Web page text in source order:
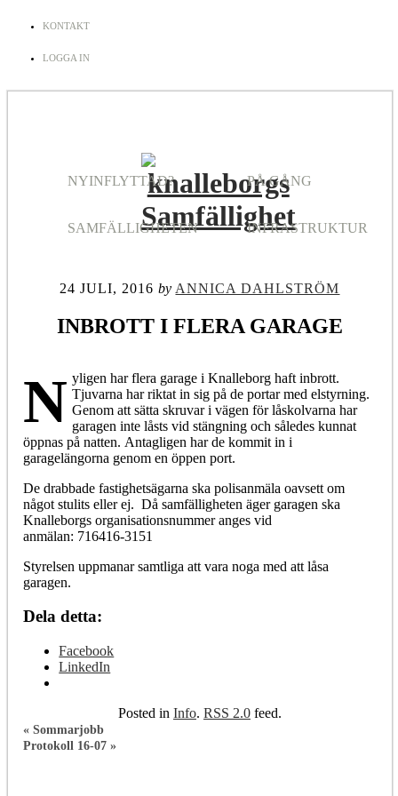
KONTAKT
LOGGA IN
NYINFLYTTAD?
SAMFÄLLIGHETEN
PÅ GÅNG
INFRASTRUKTUR
24 JULI, 2016 by ANNICA DAHLSTRÖM
INBROTT I FLERA GARAGE
N yligen har flera garage i Knalleborg haft inbrott.
Tjuvarna har riktat in sig på de portar med elstyrning.
Genom att sätta skruvar i vägen för låskolvarna har
garagen inte låsts vid stängning och således kunnat
öppnas på natten. Antagligen har de kommit in i
garagelängorna genom en öppen port.
De drabbade fastighetsägarna ska polisanmäla oavsett om
något stulits eller ej. Då samfälligheten äger garagen ska
Knalleborgs organisationsnummer anges vid
anmälan: 716416-3151
Styrelsen uppmanar samtliga att vara noga med att låsa
garagen.
Dela detta:
Facebook
LinkedIn
Posted in Info. RSS 2.0feed.
« Sommarjobb
Protokoll 16-07 »